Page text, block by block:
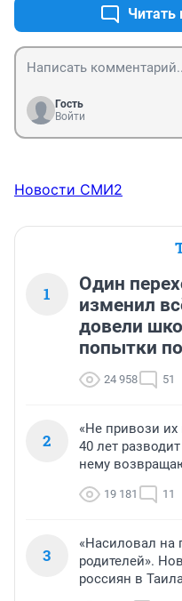
Читать
Гость
Войти
Новости СМИ2
1
Один
изменил
довели
попытки
24 958 51
2
«Не привози их
40 лет
нему
19 181 11
3
«Насиловал на
родителей».
россиян в